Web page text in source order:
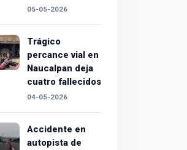
05-05-2026
Trágico
percance vial en
Naucalpan deja
cuatro fallecidos
04-05-2026
Accidente en
autopista de